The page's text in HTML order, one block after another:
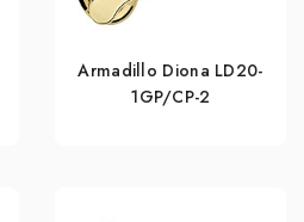
Armadillo Diona LD20-
1GP/CP-2